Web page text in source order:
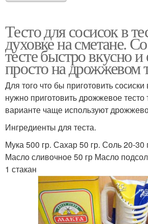
Тесто для сосисок в
духовке на сметане.
тесте быстро вкусно и
просто на дрожжевом
Для того что бы приготовить
нужно приготовить дрожжевое тесто
варианте чаще используют
Ингредиенты для теста.
Мука 500 гр. Сахар 50 гр. Соль 20-
Масло сливочное 50 гр Масло
1 стакан